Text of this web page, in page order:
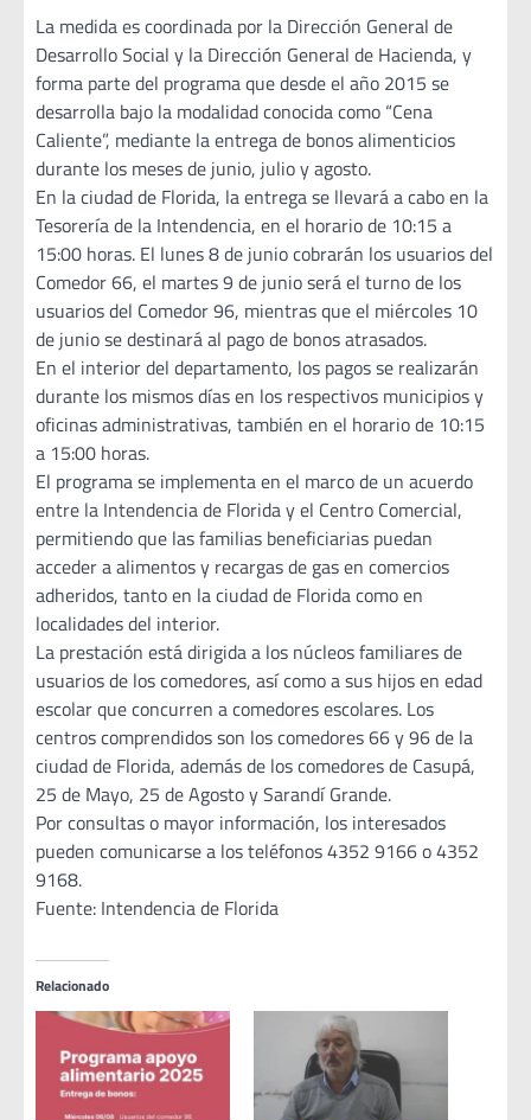
La medida es coordinada por la Dirección General de
Desarrollo Social y la Dirección General de Hacienda, y
forma parte del programa que desde el año 2015 se
desarrolla bajo la modalidad conocida como “Cena
Caliente”, mediante la entrega de bonos alimenticios
durante los meses de junio, julio y agosto.
En la ciudad de Florida, la entrega se llevará a cabo en la
Tesorería de la Intendencia, en el horario de 10:15 a
15:00 horas. El lunes 8 de junio cobrarán los usuarios del
Comedor 66, el martes 9 de junio será el turno de los
usuarios del Comedor 96, mientras que el miércoles 10
de junio se destinará al pago de bonos atrasados.
En el interior del departamento, los pagos se realizarán
durante los mismos días en los respectivos municipios y
oficinas administrativas, también en el horario de 10:15
a 15:00 horas.
El programa se implementa en el marco de un acuerdo
entre la Intendencia de Florida y el Centro Comercial,
permitiendo que las familias beneficiarias puedan
acceder a alimentos y recargas de gas en comercios
adheridos, tanto en la ciudad de Florida como en
localidades del interior.
La prestación está dirigida a los núcleos familiares de
usuarios de los comedores, así como a sus hijos en edad
escolar que concurren a comedores escolares. Los
centros comprendidos son los comedores 66 y 96 de la
ciudad de Florida, además de los comedores de Casupá,
25 de Mayo, 25 de Agosto y Sarandí Grande.
Por consultas o mayor información, los interesados
pueden comunicarse a los teléfonos 4352 9166 o 4352
9168.
Fuente: Intendencia de Florida
Relacionado